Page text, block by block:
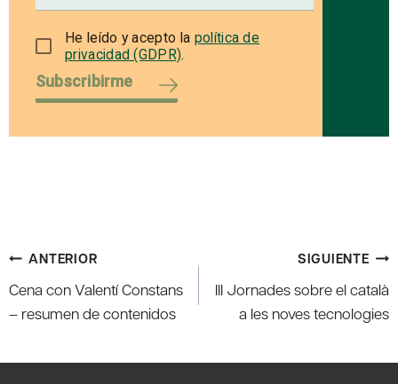
He leído y acepto la política de
privacidad (GDPR).
Subscribirme
Navegación
de
entradas
ANTERIOR
Cena con Valentí Constans
– resumen de contenidos
SIGUIENTE
III Jornades sobre el català
a les noves tecnologies